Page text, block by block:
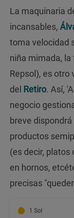
La maquinaria
incansables,
toma velocidad
niña mimada, la
Repsol), es otro
del Retiro. Así,
negocio
breve
productos
(es decir, platos
en hornos,
precisas
1 Sol